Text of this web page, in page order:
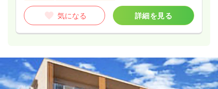
気になる 詳細を見る